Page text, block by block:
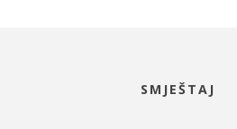
SMJEŠTAJ